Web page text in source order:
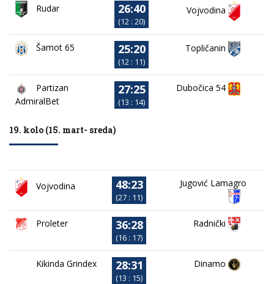
Rudar 26:40
(12 : 20)
Vojvodina
Šamot 65 25:20
(12 : 11)
Topličanin
Partizan
AdmiralBet
27:25
(13 : 14)
Dubočica 54
19. kolo (15. mart- sreda)
Vojvodina 48:23
(27 : 11)
Jugović Lamagro
Proleter 36:28
(16 : 17)
Radnički
Kikinda Grindex 28:31
(13 : 15)
Dinamo